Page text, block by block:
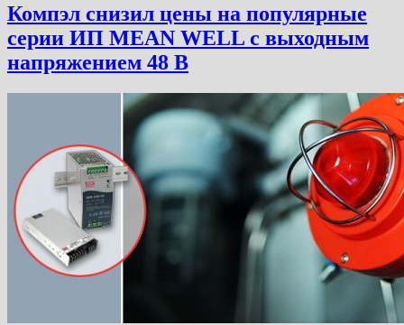
Компэл снизил цены на популярные
серии ИП MEAN WELL с выходным
напряжением 48 В